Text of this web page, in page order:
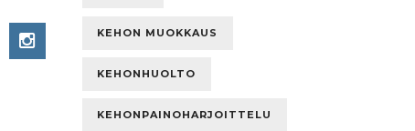
KEHON MUOKKAUS
KEHONHUOLTO
KEHONPAINOHARJOITTELU